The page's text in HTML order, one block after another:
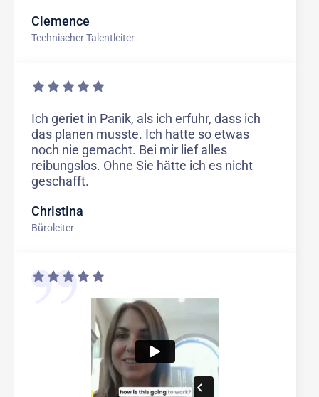
Clemence
Technischer Talentleiter
Ich geriet in Panik, als ich erfuhr, dass ich
das planen musste. Ich hatte so etwas
noch nie gemacht. Bei mir lief alles
reibungslos. Ohne Sie hätte ich es nicht
geschafft.
Christina
Büroleiter